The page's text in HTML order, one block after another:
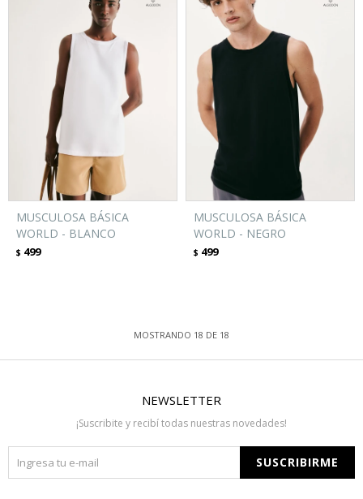
MUSCULOSA BÁSICA
WORLD - BLANCO
$ 499
MUSCULOSA BÁSICA
WORLD - NEGRO
$ 499
MOSTRANDO 18 DE 18
NEWSLETTER
¡Suscribite y recibí todas nuestras novedades!
SUSCRIBIRME